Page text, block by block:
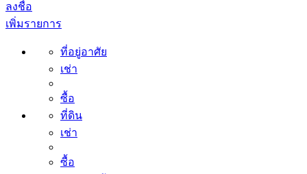
ลงชื่อ
เพิ่มรายการ
ที่อยู่อาศัย
เช่า
ซื้อ
ที่ดิน
เช่า
ซื้อ